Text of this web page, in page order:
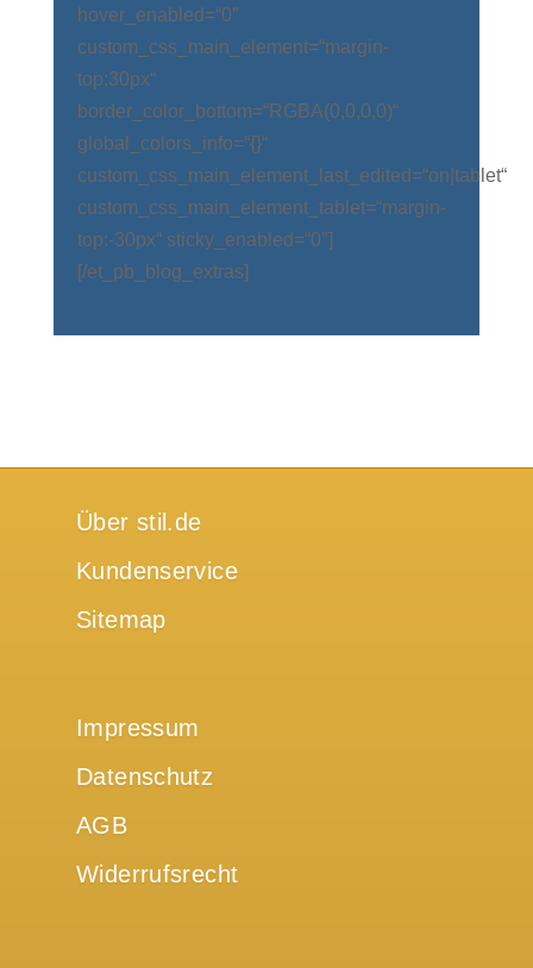
hover_enabled=“0″
custom_css_main_element=“margin-
top:30px“
border_color_bottom=“RGBA(0,0,0,0)“
global_colors_info=“{}“
custom_css_main_element_last_edited=“on|tablet“
custom_css_main_element_tablet=“margin-
top:-30px“ sticky_enabled=“0″]
[/et_pb_blog_extras]
Über stil.de
Kundenservice
Sitemap
Impressum
Datenschutz
AGB
Widerrufsrecht